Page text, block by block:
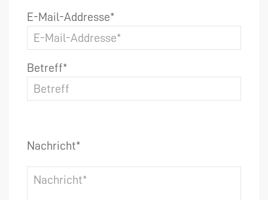
E-Mail-Addresse*
Betreff*
Nachricht*